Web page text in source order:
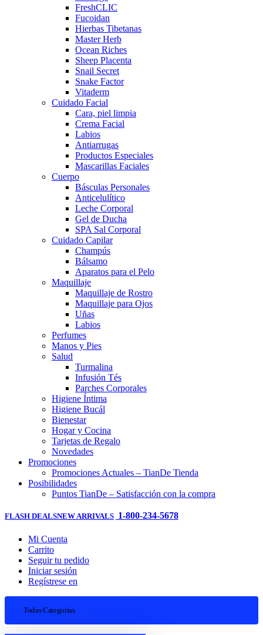
FreshCLIC
Fucoidan
Hierbas Tibetanas
Master Herb
Ocean Riches
Sheep Placenta
Snail Secret
Snake Factor
Vitaderm
Cuidado Facial
Cara, piel limpia
Crema Facial
Labios
Antiarrugas
Productos Especiales
Mascarillas Faciales
Cuerpo
Básculas Personales
Anticelulítico
Leche Corporal
Gel de Ducha
SPA Sal Corporal
Cuidado Capilar
Champús
Bálsamo
Aparatos para el Pelo
Maquillaje
Maquillaje de Rostro
Maquillaje para Ojos
Uñas
Labios
Perfumes
Manos y Pies
Salud
Turmalina
Infusión Tés
Parches Corporales
Higiene Íntima
Higiene Bucál
Bienestar
Hogar y Cocina
Tarjetas de Regalo
Novedades
Promociones
Promociones Actuales – TianDe Tienda
Posibilidades
Puntos TianDe – Satisfacción con la compra
FLASH DEALSNEW ARRIVALS 1-800-234-5678
Mi Cuenta
Carrito
Seguir tu pedido
Iniciar sesión
Regístrese en
Todas Categorias